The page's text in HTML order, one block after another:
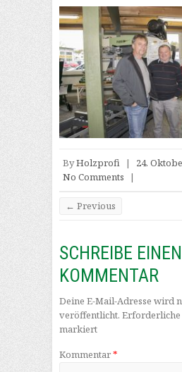
ByHolzprofi | 24.
No Comments
|
← Previous
SCHREIBE EINEN
KOMMENTAR
Deine E-Mail-Adresse wird
veröffentlicht. Erforderliche
markiert
Kommentar*